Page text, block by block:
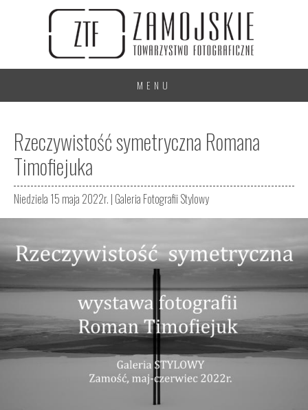
MENU
Rzeczywistość symetryczna Romana
Timofiejuka
Niedziela 15 maja 2022r. | Galeria Fotografii Stylowy